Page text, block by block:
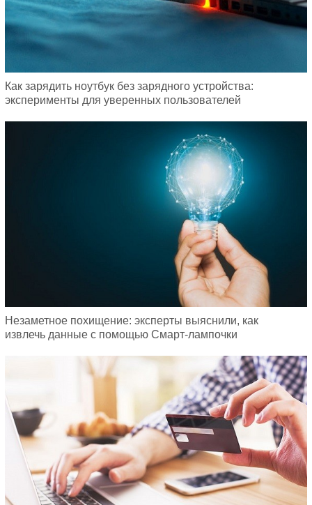
Как зарядить ноутбук без зарядного устройства:
эксперименты для уверенных пользователей
Незаметное похищение: эксперты выяснили, как
извлечь данные с помощью Смарт-лампочки